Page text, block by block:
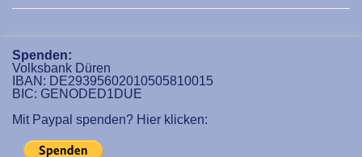
Spenden:
Volksbank Düren
IBAN: DE29395602010505810015
BIC: GENODED1DUE
Mit Paypal spenden? Hier klicken: